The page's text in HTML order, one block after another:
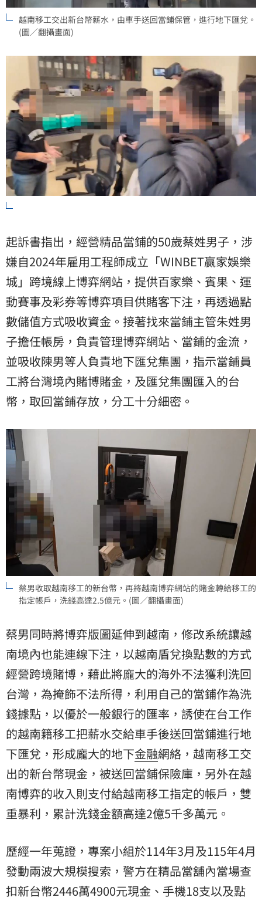
越南移工交出新台幣薪水，由車手送回當鋪保管，進行地下匯兌。
(圖／翻攝畫面)
起訴書指出，經營精品當鋪的50歲蔡姓男子，涉
嫌自2024年雇用工程師成立「WINBET贏家娛樂
城」跨境線上博弈網站，提供百家樂、賓果、運
動賽事及彩券等博弈項目供賭客下注，再透過點
數儲值方式吸收資金。接著找來當鋪主管朱姓男
子擔任帳房，負責管理博弈網站、當鋪的金流，
並吸收陳男等人負責地下匯兌集團，指示當鋪員
工將台灣境內賭博賭金，及匯兌集團匯入的台
幣，取回當鋪存放，分工十分細密。
蔡男收取越南移工的新台幣，再將越南博弈網站的賭金轉給移工的
指定帳戶，洗錢高達2.5億元。(圖／翻攝畫面)
蔡男同時將博弈版圖延伸到越南，修改系統讓越
南境內也能連線下注，以越南盾兌換點數的方式
經營跨境賭博，藉此將龐大的海外不法獲利洗回
台灣，為掩飾不法所得，利用自己的當鋪作為洗
錢據點，以優於一般銀行的匯率，誘使在台工作
的越南籍移工把薪水交給車手後送回當鋪進行地
下匯兌，形成龐大的地下金融網絡，越南移工交
出的新台幣現金，被送回當鋪保險庫，另外在越
南博弈的收入則支付給越南移工指定的帳戶，雙
重暴利，累計洗錢金額高達2億5千多萬元。
歷經一年蒐證，專案小組於114年3月及115年4月
發動兩波大規模搜索，警方在精品當舖內當場查
扣新台幣2446萬4900元現金、手機18支以及點